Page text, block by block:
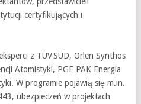
certyfikujących i
z TÜV SÜD, Orlen Synthos
Atomistyki, PGE PAK Energia
W programie pojawią się m.in.
ubezpieczeń w projektach